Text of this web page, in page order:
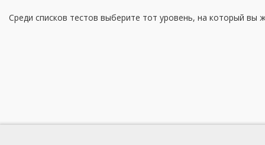
Среди списков тестов выберите тот уровень, на который вы